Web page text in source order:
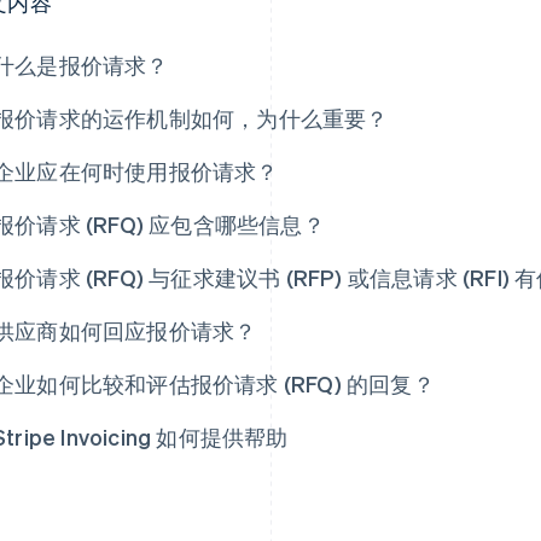
么是报价请求？
价请求的运作机制如何，为什么重要？
业应在何时使用报价请求？
价请求 (RFQ) 应包含哪些信息？
价请求 (RFQ) 与征求建议书 (RFP) 或信息请求 (RFI) 有
应商如何回应报价请求？
业如何比较和评估报价请求 (RFQ) 的回复？
Invoicing 如何提供帮助